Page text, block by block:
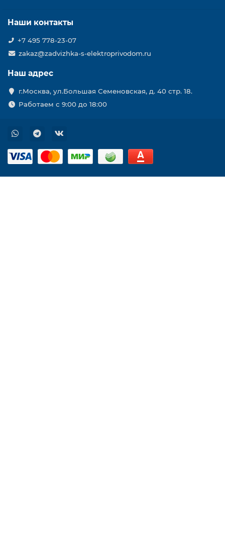
Наши контакты
+7 495 778-23-07
zakaz@zadvizhka-s-elektroprivodom.ru
Наш адрес
г.Москва, ул.Большая Семеновская, д. 40 стр. 18.
Работаем с 9:00 до 18:00